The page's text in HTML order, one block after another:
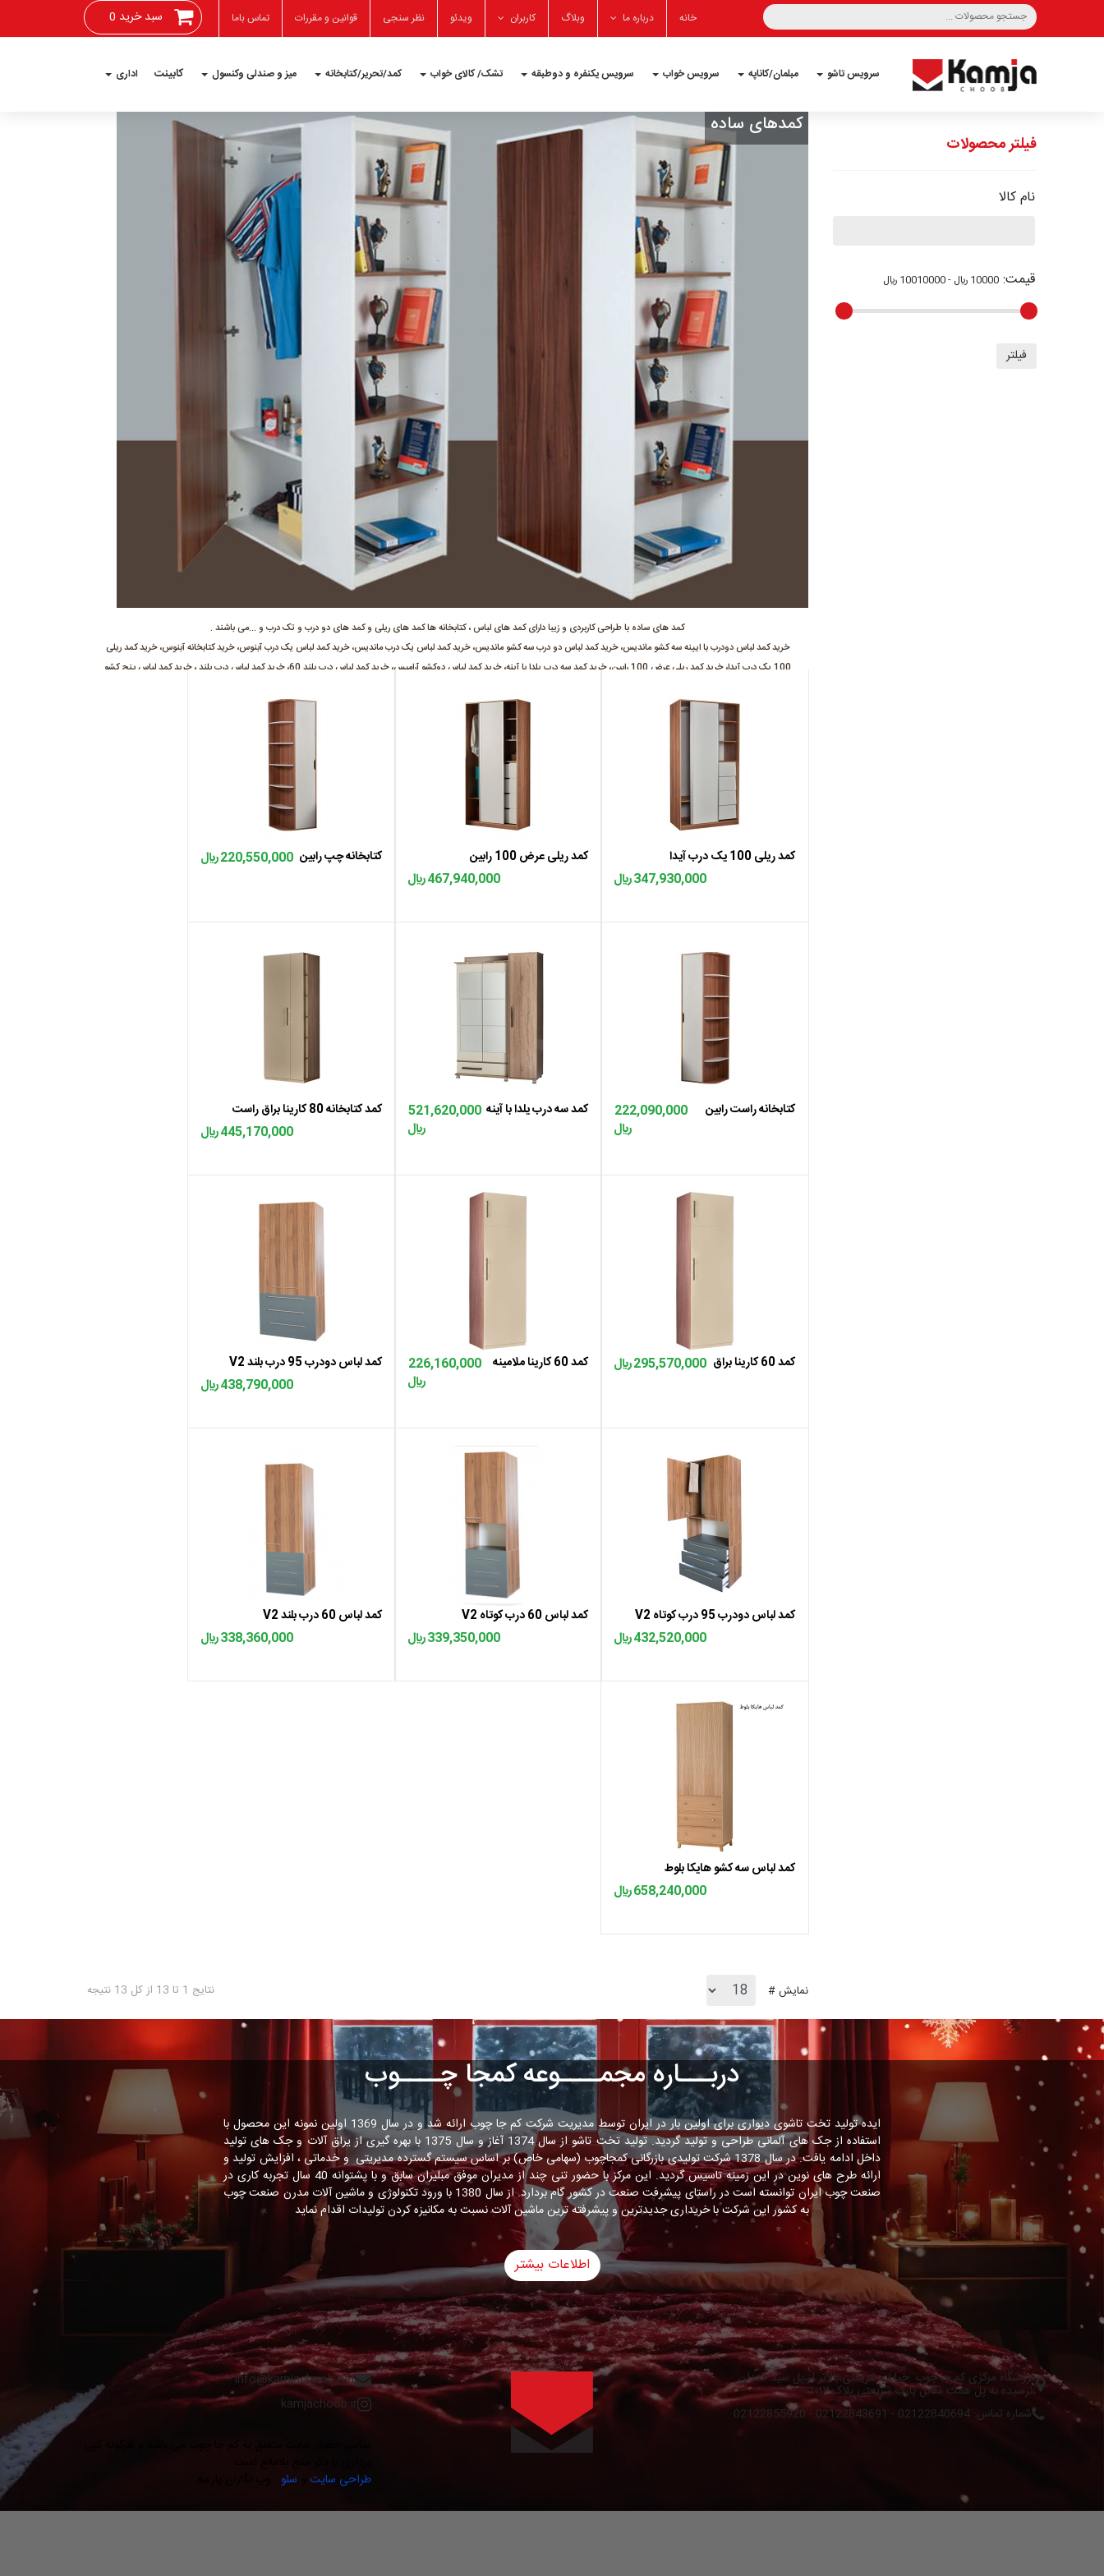
خانه درباره ما وبلاگ کاربران ویدئو نظر سنجی قوانین و مقررات تماس باما سبد خرید 0
سرویس تاشو مبلمان/کاناپه سرویس خواب سرویس یکنفره و دوطبقه تشک/ کالای خواب کمد/تحریر/کتابخانه میز و صندلی وکنسول کابینت اداری
فیلتر محصولات
نام کالا
قیمت:10000 ﷼ - 10010000 ﷼
کمدهای ساده
کمد های ساده با طراحی کاربردی و زیبا دارای کمد های لباس ، کتابخانه ها کمد های ریلی و کمد های دو درب و تک درب و ...می باشند .
خرید کمد لباس دودرب با ایینه سه کشو ماندیس، خرید کمد لباس دو درب سه کشو ماندیس، خرید کمد لباس یک درب ماندیس، خرید کمد لباس یک درب آبنوس، خرید کتابخانه آبنوس، خرید کمد ریلی
100 یک درب آیدا، خرید کمد ریلی عرض 100 رابین، خرید کمد سه درب یلدا با آینه، خرید کمد لباس دوکشو آرامیس، خرید کمد لباس درب بلند 60، خرید کمد لباس درب بلند ، خرید کمد لباس پنج کشو
95 درب بلند V2، خرید کمد لباس دودرب 95 درب کوتاه V2، خرید کمد لباس 60 درب کوتاه V2، خرید کمد لباس 60 درب بلند V2، فروش کمد لباس دودرب با ایینه سه کشو ماندیس، فروش کمد لباس
95 درب کوتاه V2، فروش کمد لباس 60 درب کوتاه V2، فروش کمد لباس 60 درب بلند V2، قیمت کمد لباس دودرب با ایینه سه کشو ماندیس، قیمت کمد لباس دو درب سه کشو ماندیس، قیمت کمد
لباس یک درب ماندیس، قیمت کمد لباس یک درب آبنوس، قیمت کتابخانه آبنوس، قیمت کمد ریلی 100 یک درب آیدا، قیمت کمد ریلی عرض 100 رابین، قیمت کمد سه درب یلدا با آینه، قیمت کمد لباس
دوکشو آرامیس، قیمت کمد لباس درب بلند 60، قیمت کمد لباس درب بلند ، قیمت کمد لباس پنج کشو 60، قیمت کمد لباس پنج کشو 50، قیمت کمد لباس گوشه، قیمت کمد لباس گوشه با طبقه ثابت،
کوتاه V2، قیمت کمد لباس 60 درب بلند V2
کمد ریلی 100 یک درب آیدا
347,930,000 ﷼
اضافه به سبد
کمد ریلی عرض 100 رابین
467,940,000 ﷼
اضافه به سبد
کتابخانه چپ رابین 220,550,000 ﷼
اضافه به سبد
کتابخانه راست رابین
222,090,000
﷼
اضافه به سبد
کمد سه درب یلدا با آینه 521,620,000
﷼
اضافه به سبد
کمد کتابخانه 80 کارینا براق راست
445,170,000 ﷼
اضافه به سبد
کمد 60 کارینا براق 295,570,000 ﷼ کمد 60 کارینا ملامینه
226,160,000
﷼
کمد لباس دودرب 95 درب بلند V2
438,790,000 ﷼
اضافه به سبد
کمد لباس دودرب 95 درب کوتاه V2
432,520,000 ﷼
اضافه به سبد
کمد لباس 60 درب کوتاه V2
339,350,000 ﷼
اضافه به سبد
کمد لباس 60 درب بلند V2
338,360,000 ﷼
اضافه به سبد
کمد لباس سه کشو هایکا بلوط
658,240,000 ﷼
اضافه به سبد
نمایش # نتایج 1 تا 13 از کل 13 نتیجه
دربـــاره مجمــــوعه کمجا چــــوب
ایده تولید تخت تاشوی دیواری برای اولین بار در ایران توسط مدیریت شرکت کم جا چوب ارائه شد و در سال 1369 اولین نمونه این محصول با
استفاده از جک های آلمانی طراحی و تولید گردید. تولید تخت تاشو از سال 1374 آغاز و سال 1375 با بهره گیری از یراق آلات و جک های تولید
داخل ادامه یافت. در سال 1378 شرکت تولیدی بازرگانی کمجاچوب (سهامی خاص) بر اساس سیستم گسترده مدیریتی و خدماتی ، افزایش تولید و
ارائه طرح های نوین در این زمینه تاسیس گردید. این مرکز با حضور تنی چند از مدیران موفق مبلیران سابق و با پشتوانه 40 سال تجربه کاری در
صنعت چوب ایران توانسته است در راستای پیشرفت صنعت در کشور گام بردارد. از سال 1380 با ورود تکنولوژی و ماشین آلات مدرن صنعت چوب
به کشور این شرکت با خریداری جدیدترین و پیشرفته ترین ماشین آلات نسبت به مکانیزه کردن تولیدات اقدام نماید
اطلاعات بیشتر
فروشگاه مرکزی کم جا چوب :خیابان شریعتی،بالاتر از پل سید خندان
،نرسیده به پل همت مقابل پارک شریعتی پلاک ۱۰۱۷
شماره تماس: 02122840694 - 02122843691 - 02122855920
info@kamjachoob.net
kamjachoob.ir
تمامی حقوق سایت متعلق به کم جا چوب می باشد و هرگونه کپی
طراحی سایت
سئو